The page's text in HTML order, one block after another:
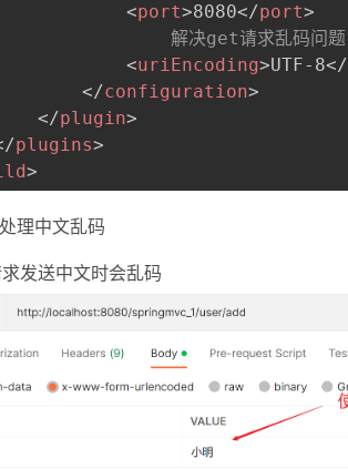
<port>8080</port>
解决get请求乱码问
<uriEncoding>UTF-8</
</configuration>
</plugin>
plugins>
>
理中文乱码
发送中文时会乱码